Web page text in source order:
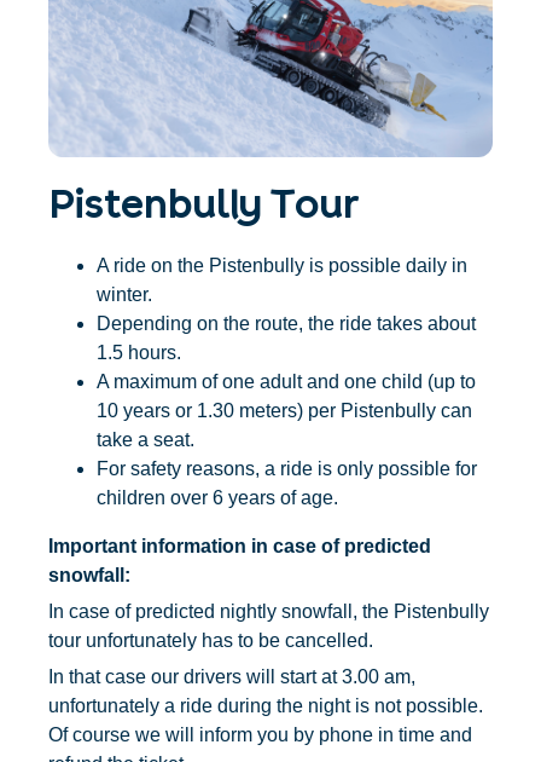
Accommodatie
vinden
Ticket- &
Nederlands
+43/5476/6239
info@serfaus-fiss-ladis.at